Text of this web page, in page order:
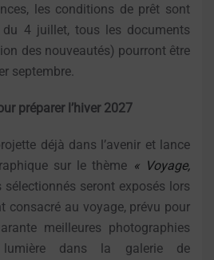
les conditions de prêt sont
4 juillet, tous les documents
des nouveautés) pourront être
septembre.
préparer l’hiver 2027
déjà dans l’avenir et lance
sur le thème « Voyage,
sélectionnés seront exposés lors
consacré au voyage, prévu pour
meilleures photographies
dans la galerie de